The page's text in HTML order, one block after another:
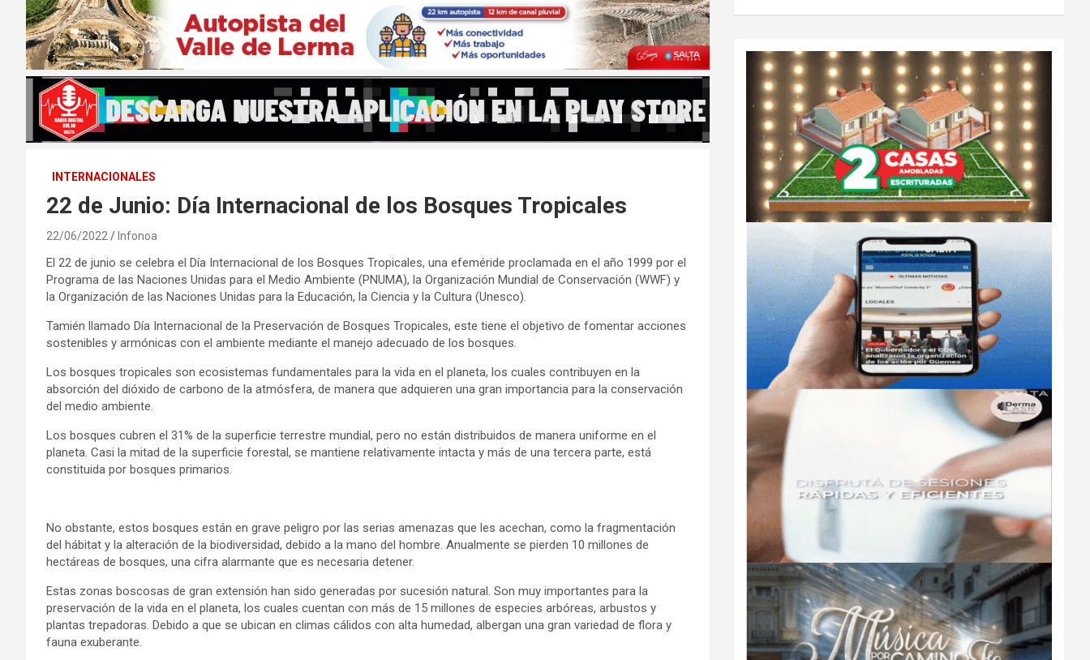
INTERNACIONALES
22 de Junio: Día Internacional de los Bosques Tropicales
22/06/2022 Infonoa
El 22 de junio se celebra el Día Internacional de los Bosques Tropicales, una efeméride proclamada en el año 1999 por el
Programa de las Naciones Unidas para el Medio Ambiente (PNUMA), la Organización Mundial de Conservación (WWF) y
la Organización de las Naciones Unidas para la Educación, la Ciencia y la Cultura (Unesco).
Tamién llamado Día Internacional de la Preservación de Bosques Tropicales, este tiene el objetivo de fomentar acciones
sostenibles y armónicas con el ambiente mediante el manejo adecuado de los bosques.
Los bosques tropicales son ecosistemas fundamentales para la vida en el planeta, los cuales contribuyen en la
absorción del dióxido de carbono de la atmósfera, de manera que adquieren una gran importancia para la conservación
del medio ambiente.
Los bosques cubren el 31% de la superficie terrestre mundial, pero no están distribuidos de manera uniforme en el
planeta. Casi la mitad de la superficie forestal, se mantiene relativamente intacta y más de una tercera parte, está
constituida por bosques primarios.
No obstante, estos bosques están en grave peligro por las serias amenazas que les acechan, como la fragmentación
del hábitat y la alteración de la biodiversidad, debido a la mano del hombre. Anualmente se pierden 10 millones de
hectáreas de bosques, una cifra alarmante que es necesaria detener.
Estas zonas boscosas de gran extensión han sido generadas por sucesión natural. Son muy importantes para la
preservación de la vida en el planeta, los cuales cuentan con más de 15 millones de especies arbóreas, arbustos y
plantas trepadoras. Debido a que se ubican en climas cálidos con alta humedad, albergan una gran variedad de flora y
fauna exuberante.